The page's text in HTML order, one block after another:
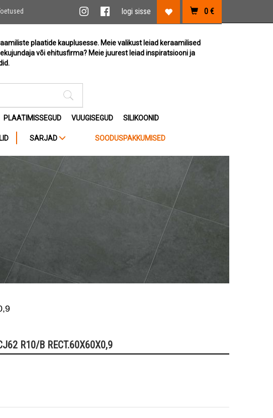
0 €
Lemmikute link
logi sisse
Facebook link
Instagram link
plaatide kauplusesse. Meie valikust leiad keraamilised
või ehitusfirma? Meie juurest leiad inspiratsiooni ja
PLAATIMISSEGUD VUUGISEGUD SILIKOONID
SOODUSPAKKUMISED
SARJAD
R10/B RECT.60X60X0,9